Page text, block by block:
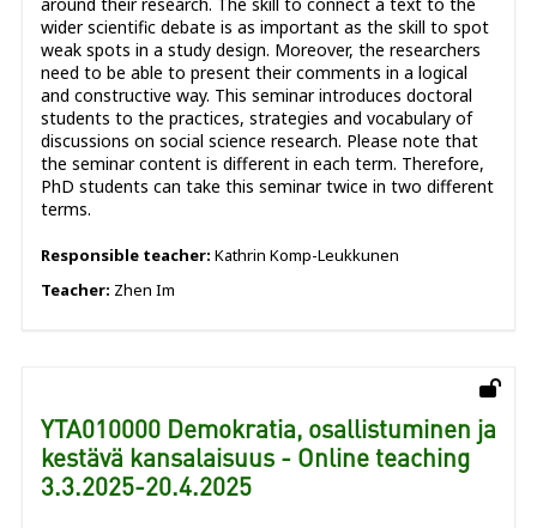
wider scientific debate is as important as the skill to spot
weak spots in a study design. Moreover, the researchers
need to be able to present their comments in a logical
and constructive way. This seminar introduces doctoral
students to the practices, strategies and vocabulary of
discussions on social science research. Please note that
the seminar content is different in each term. Therefore,
PhD students can take this seminar twice in two different
terms.
Responsible teacher: Kathrin Komp-Leukkunen
Teacher: Zhen Im
YTA010000 Demokratia, osallistuminen ja
kestävä kansalaisuus - Online teaching
3.3.2025-20.4.2025